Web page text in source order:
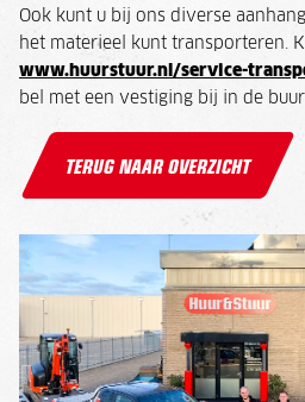
Ook kunt u bij ons diverse
het materieel kunt transporteren.
www.huurstuur.nl/service-
bel met een vestiging bij in de
TERUG NAAR OVERZICHT